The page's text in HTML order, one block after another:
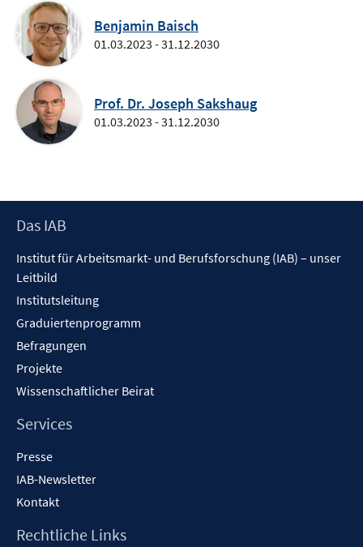
Benjamin Baisch
01.03.2023 - 31.12.2030
Prof. Dr. Joseph Sakshaug
01.03.2023 - 31.12.2030
Footer
Das IAB
Institut für Arbeitsmarkt- und Berufsforschung (IAB) – unser
Leitbild
Institutsleitung
Graduiertenprogramm
Befragungen
Projekte
Wissenschaftlicher Beirat
Services
Presse
IAB-Newsletter
Kontakt
Rechtliche Links